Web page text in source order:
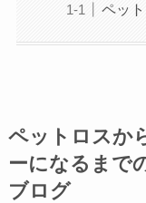
ペッ
ペットロスか
ーになるまで
ブログ